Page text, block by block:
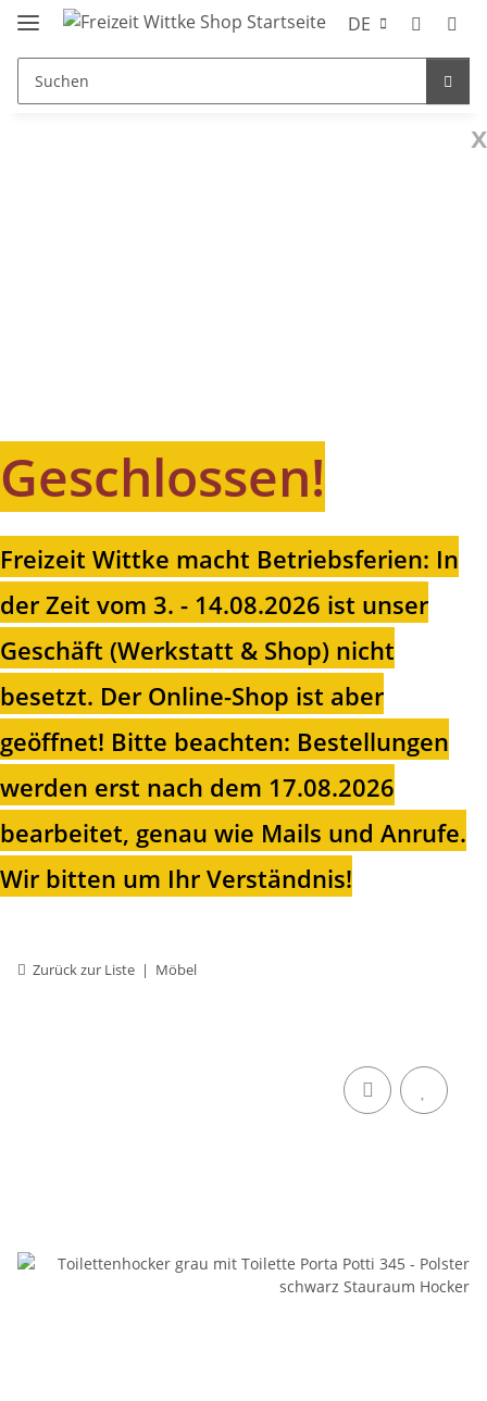
DE
x
Geschlossen!
Freizeit Wittke macht Betriebsferien: In
der Zeit vom 3. - 14.08.2026 ist unser
Geschäft (Werkstatt & Shop) nicht
besetzt. Der Online-Shop ist aber
geöffnet! Bitte beachten: Bestellungen
werden erst nach dem 17.08.2026
bearbeitet, genau wie Mails und Anrufe.
Wir bitten um Ihr Verständnis!
Zurück zur Liste Möbel